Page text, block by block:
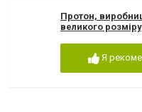
Протон,
великого
Я